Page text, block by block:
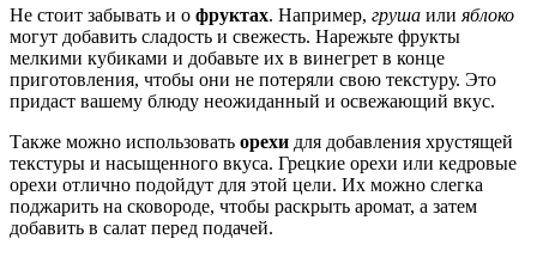
Не стоит забывать и о фруктах. Например, груша или яблоко
могут добавить сладость и свежесть. Нарежьте фрукты
мелкими кубиками и добавьте их в винегрет в конце
приготовления, чтобы они не потеряли свою текстуру. Это
придаст вашему блюду неожиданный и освежающий вкус.
Также можно использовать орехи для добавления хрустящей
текстуры и насыщенного вкуса. Грецкие орехи или кедровые
орехи отлично подойдут для этой цели. Их можно слегка
поджарить на сковороде, чтобы раскрыть аромат, а затем
добавить в салат перед подачей.